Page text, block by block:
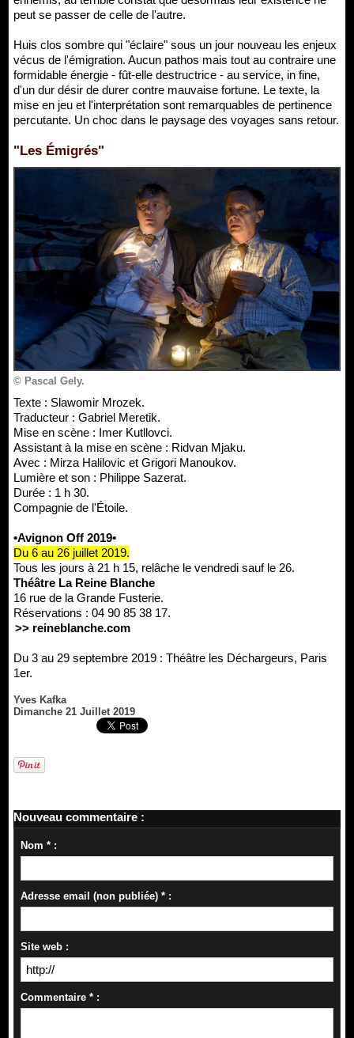
peut se passer de celle de l'autre.
Huis clos sombre qui "éclaire" sous un jour nouveau les enjeux
vécus de l'émigration. Aucun pathos mais tout au contraire une
formidable énergie - fût-elle destructrice - au service, in fine,
d'un dur désir de durer contre mauvaise fortune. Le texte, la
mise en jeu et l'interprétation sont remarquables de pertinence
percutante. Un choc dans le paysage des voyages sans retour.
"Les Émigrés"
© Pascal Gely.
Texte : Slawomir Mrozek.
Traducteur : Gabriel Meretik.
Mise en scène : Imer Kutllovci.
Assistant à la mise en scène : Ridvan Mjaku.
Avec : Mirza Halilovic et Grigori Manoukov.
Lumière et son : Philippe Sazerat.
Durée : 1 h 30.
Compagnie de l'Étoile.
•Avignon Off 2019•
Du 6 au 26 juillet 2019.
Tous les jours à 21 h 15, relâche le vendredi sauf le 26.
Théâtre La Reine Blanche
16 rue de la Grande Fusterie.
Réservations : 04 90 85 38 17.
>> reineblanche.com
Du 3 au 29 septembre 2019 : Théâtre les Déchargeurs, Paris
1er.
Yves Kafka
Dimanche 21 Juillet 2019
Nouveau commentaire :
Nom * :
Adresse email (non publiée) * :
Site web :
Commentaire * :